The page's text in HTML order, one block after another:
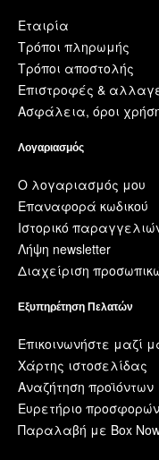
Εταιρία
Τρόποι πληρωμής
Τρόποι αποστολής
Επιστροφές &
Ασφάλεια, όροι
Λογαριασμός
Ο λογαριασμός μου
Επαναφορά κωδικού
Ιστορικό
Λήψη newsletter
Διαχείριση
Εξυπηρέτηση Πελατών
Επικοινωνήστε μαζί
Χάρτης ιστοσελίδας
Αναζήτηση προϊόντων
Ευρετήριο προσφορών
Παραλαβή με Box